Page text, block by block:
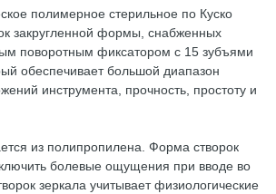
полимерное стерильное по Куско
закругленной формы, снабженных
поворотным фиксатором с 15 зубъями
обеспечивает большой диапазон
инструмента, прочность, простоту и
из полипропилена. Форма створок
болевые ощущения при вводе во
зеркала учитывает физиологические